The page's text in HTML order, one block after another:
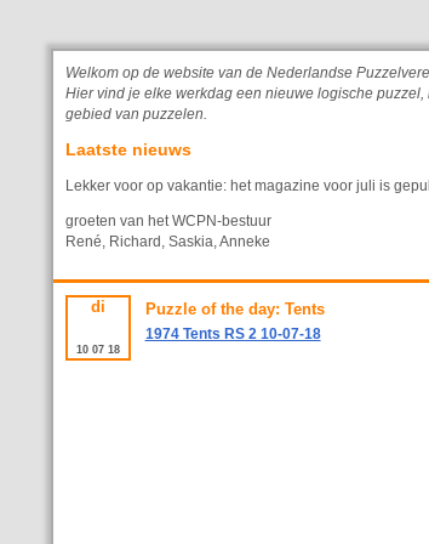
Welkom op de website van de Nederlandse
Hier vind je elke werkdag een nieuwe logische
gebied van puzzelen.
Laatste nieuws
Lekker voor op vakantie: het magazine voor juli is
groeten van het WCPN-bestuur
René, Richard, Saskia, Anneke
di
10 07 18
Puzzle of the day: Tents
1974 Tents RS 2 10-07-18